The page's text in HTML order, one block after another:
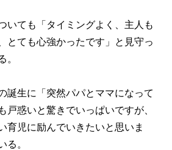
いても「タイミングよく、主人も
とても心強かったです」と見守っ
。
誕生に「突然パパとママになって
戸惑いと驚きでいっぱいですが、
育児に励んでいきたいと思いま
る。